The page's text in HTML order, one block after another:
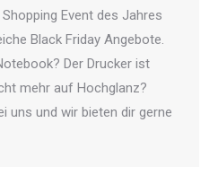
Event des Jahres
Black Friday Angebote.
Der Drucker ist
mehr auf Hochglanz?
uns und wir bieten dir gerne